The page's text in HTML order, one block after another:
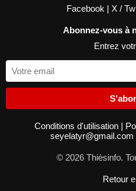
Facebook | X /
Abonnez-vous à
Entrez
Conditions d'utilisation |
seyelatyr@gmail.com
© 2026 Thièsinfo.
Retour